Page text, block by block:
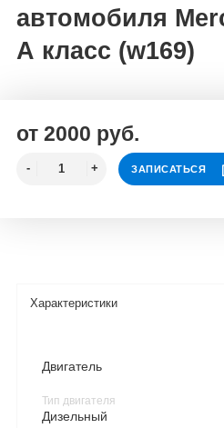
автомобиля
А класс (w169)
от 2000 руб.
ЗАПИСАТЬСЯ
Характеристики
Двигатель
Тип двигателя
Дизельный